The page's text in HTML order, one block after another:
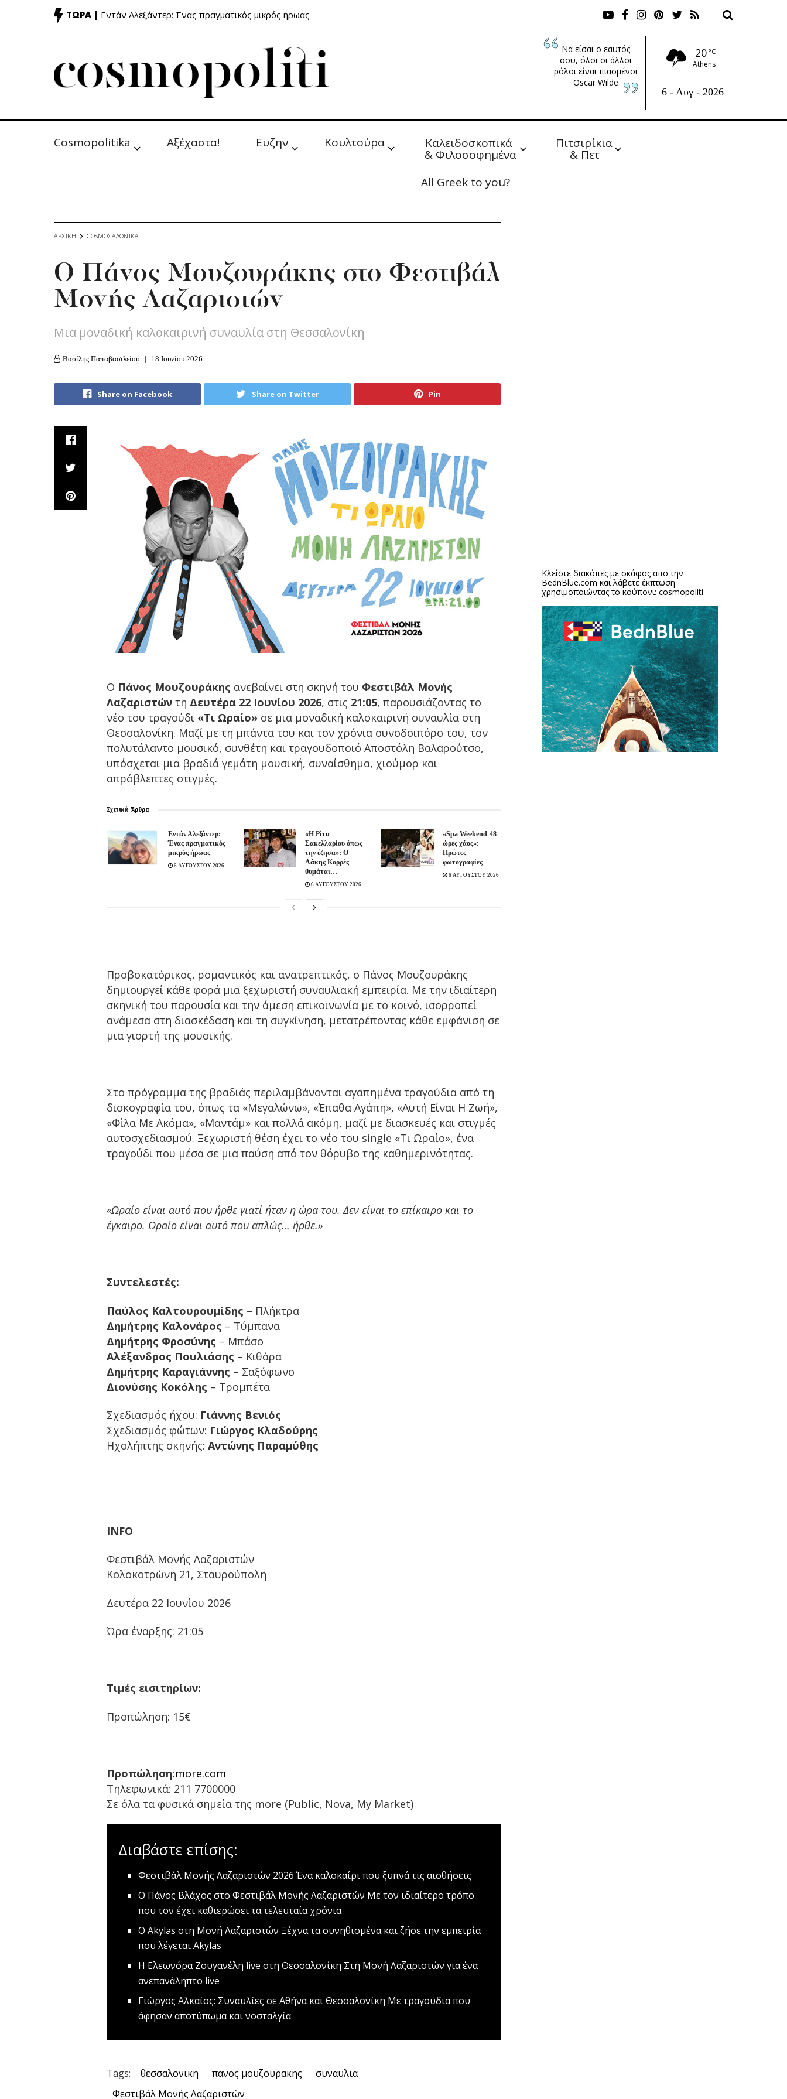
ΤΩΡΑ | Εντάν Αλεξάντερ: Ένας πραγματικός μικρός ήρωας
Να είσαι ο εαυτός
σου, όλοι οι άλλοι
ρόλοι είναι πιασμένοι
Oscar Wilde
20 °C
Athens
6 - Αυγ - 2026
Cosmopolitika Αξέχαστα! Ευζην Κουλτούρα Καλειδοσκοπικά
& Φιλοσοφημένα
Πιτσιρίκια
& Πετ
All Greek to you?
ΑΡΧΙΚΗ COSMOΣΑΛΟΝΙΚΑ
Ο Πάνος Μουζουράκης στο Φεστιβάλ
Μονής Λαζαριστών
Μια μοναδική καλοκαιρινή συναυλία στη Θεσσαλονίκη
Βασίλης Παπαβασιλείου 18 Ιουνίου 2026
Share on Facebook Share on Twitter Pin
Ο Πάνος Μουζουράκης ανεβαίνει στη σκηνή του Φεστιβάλ Μονής
Λαζαριστών τη Δευτέρα 22 Ιουνίου 2026, στις 21:05, παρουσιάζοντας το
νέο του τραγούδι «Τι Ωραίο» σε μια μοναδική καλοκαιρινή συναυλία στη
Θεσσαλονίκη. Μαζί με τη μπάντα του και τον χρόνια συνοδοιπόρο του, τον
πολυτάλαντο μουσικό, συνθέτη και τραγουδοποιό Αποστόλη Βαλαρούτσο,
υπόσχεται μια βραδιά γεμάτη μουσική, συναίσθημα, χιούμορ και
απρόβλεπτες στιγμές.
Σχετικά Άρθρα
Εντάν Αλεξάντερ:
Ένας πραγματικός
μικρός ήρωας
6 ΑΥΓΟΥΣΤΟΥ 2026
«Η Ρίτα
Σακελλαρίου όπως
την έζησα»: Ο
Λάκης Κορρές
θυμάται…
6 ΑΥΓΟΥΣΤΟΥ 2026
«Spa Weekend-48
ώρες χάος»:
Πρώτες
φωτογραφίες
6 ΑΥΓΟΥΣΤΟΥ 2026
Προβοκατόρικος, ρομαντικός και ανατρεπτικός, ο Πάνος Μουζουράκης
δημιουργεί κάθε φορά μια ξεχωριστή συναυλιακή εμπειρία. Με την ιδιαίτερη
σκηνική του παρουσία και την άμεση επικοινωνία με το κοινό, ισορροπεί
ανάμεσα στη διασκέδαση και τη συγκίνηση, μετατρέποντας κάθε εμφάνιση σε
μια γιορτή της μουσικής.
Στο πρόγραμμα της βραδιάς περιλαμβάνονται αγαπημένα τραγούδια από τη
δισκογραφία του, όπως τα «Μεγαλώνω», «Έπαθα Αγάπη», «Αυτή Είναι Η Ζωή»,
«Φίλα Με Ακόμα», «Μαντάμ» και πολλά ακόμη, μαζί με διασκευές και στιγμές
αυτοσχεδιασμού. Ξεχωριστή θέση έχει το νέο του single «Τι Ωραίο», ένα
τραγούδι που μέσα σε μια παύση από τον θόρυβο της καθημερινότητας.
«Ωραίο είναι αυτό που ήρθε γιατί ήταν η ώρα του. Δεν είναι το επίκαιρο και το
έγκαιρο. Ωραίο είναι αυτό που απλώς… ήρθε.»
Συντελεστές:
Παύλος Καλτουρουμίδης – Πλήκτρα
Δημήτρης Καλονάρος – Τύμπανα
Δημήτρης Φροσύνης – Μπάσο
Αλέξανδρος Πουλιάσης – Κιθάρα
Δημήτρης Καραγιάννης – Σαξόφωνο
Διονύσης Κοκόλης – Τρομπέτα
Σχεδιασμός ήχου: Γιάννης Βενιός
Σχεδιασμός φώτων: Γιώργος Κλαδούρης
Ηχολήπτης σκηνής: Αντώνης Παραμύθης
INFO
Φεστιβάλ Μονής Λαζαριστών
Κολοκοτρώνη 21, Σταυρούπολη
Δευτέρα 22 Ιουνίου 2026
Ώρα έναρξης: 21:05
Τιμές εισιτηρίων:
Προπώληση: 15€
Προπώληση:more.com
Τηλεφωνικά: 211 7700000
Σε όλα τα φυσικά σημεία της more (Public, Nova, My Market)
Διαβάστε επίσης:
Φεστιβάλ Μονής Λαζαριστών 2026 Ένα καλοκαίρι που ξυπνά τις αισθήσεις
Ο Πάνος Βλάχος στο Φεστιβάλ Μονής Λαζαριστών Με τον ιδιαίτερο τρόπο
που τον έχει καθιερώσει τα τελευταία χρόνια
Ο Akylas στη Μονή Λαζαριστών Ξέχνα τα συνηθισμένα και ζήσε την εμπειρία
που λέγεται Akylas
H Ελεωνόρα Ζουγανέλη live στη Θεσσαλονίκη Στη Μονή Λαζαριστών για ένα
ανεπανάληπτο live
Γιώργος Αλκαίος: Συναυλίες σε Αθήνα και Θεσσαλονίκη Mε τραγούδια που
άφησαν αποτύπωμα και νοσταλγία
Tags: θεσσαλονικη πανος μουζουρακης
συναυλια
Φεστιβάλ Μονής Λαζαριστών
Κλείστε διακόπες με σκάφος απο την
BednBlue.com και λάβετε έκπτωση
χρησιμοποιώντας το κούπονι: cosmopoliti